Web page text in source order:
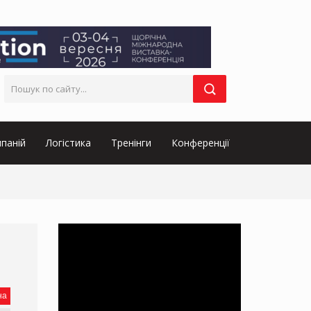
Логістика Тренінги Конференції